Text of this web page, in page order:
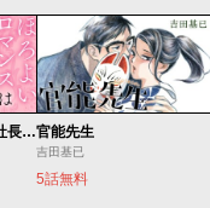
ほろよいロマンスは社長室で官能先生
吉田基已
5話無料